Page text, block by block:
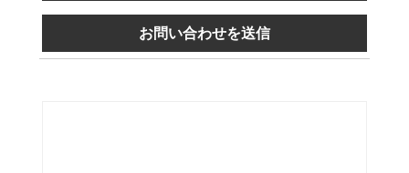
お問い合わせを送信